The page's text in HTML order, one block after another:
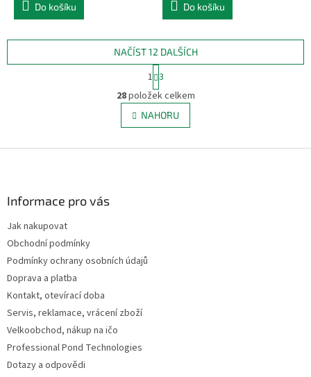
Do košíku Do košíku
O
v
l
á
NAČÍST 12 DALŠÍCH
t
r
á
n
k
v
1 3
28položek celkem
NAHORU
Informace pro vás
Jak nakupovat
Obchodní podmínky
Podmínky ochrany osobních údajů
Doprava a platba
Kontakt, otevírací doba
Servis, reklamace, vrácení zboží
Velkoobchod, nákup na ičo
Professional Pond Technologies
Dotazy a odpovědi